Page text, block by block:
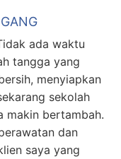
ada waktu
tangga yang
menyiapkan
sekolah
makin bertambah.
dan
saya yang